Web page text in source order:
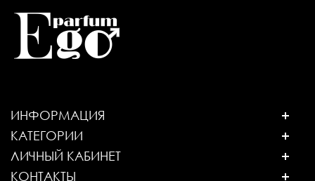
ИНФОРМАЦИЯ
КАТЕГОРИИ
ЛИЧНЫЙ КАБИНЕТ
КОНТАКТЫ